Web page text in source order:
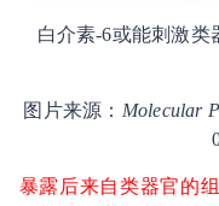
白介素-6或能刺激类
图片来源： Molecular
暴露后来自类器官的